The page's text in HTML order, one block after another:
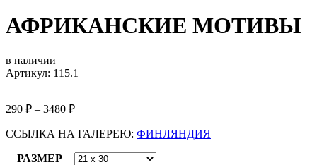
АФРИКАНСКИЕ МОТИВЫ
в наличии
Артикул: 115.1
290 ₽ – 3480 ₽
ССЫЛКА НА ГАЛЕРЕЮ: ФИНЛЯНДИЯ
РАЗМЕР